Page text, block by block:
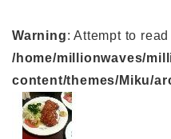
Warning: Attempt to
/home/millionwaves/
content/themes/Miku/